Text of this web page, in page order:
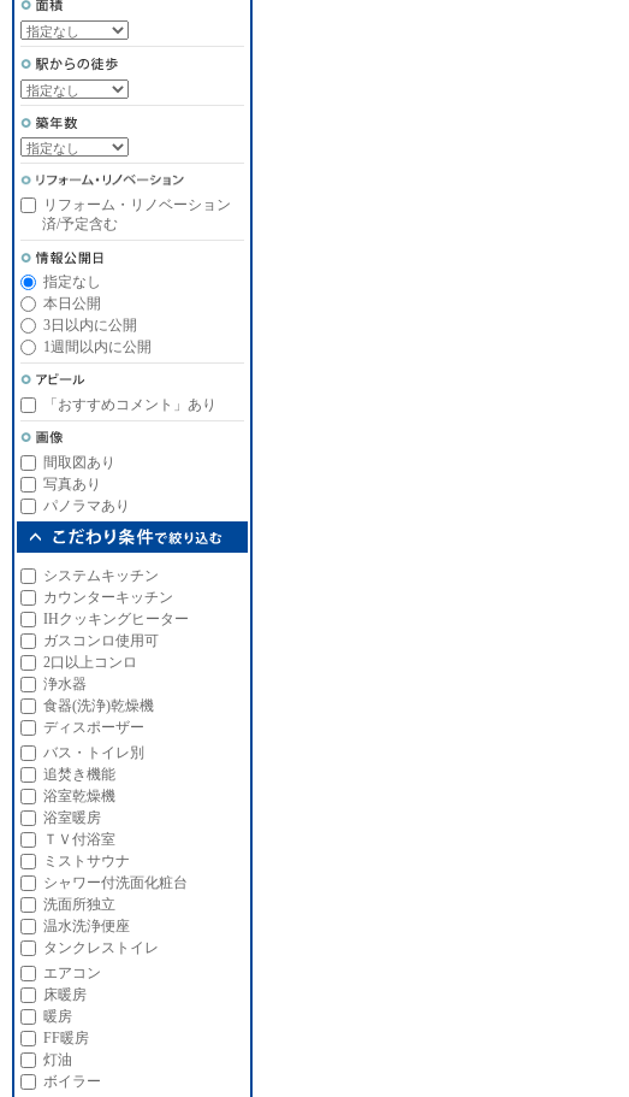
リフォーム・リノベーション
済/予定含む
指定なし
本日公開
3日以内に公開
1週間以内に公開
「おすすめコメント」あり
間取図あり
写真あり
パノラマあり
システムキッチン
カウンターキッチン
IHクッキングヒーター
ガスコンロ使用可
2口以上コンロ
浄水器
食器(洗浄)乾燥機
ディスポーザー
バス・トイレ別
追焚き機能
浴室乾燥機
浴室暖房
ＴＶ付浴室
ミストサウナ
シャワー付洗面化粧台
洗面所独立
温水洗浄便座
タンクレストイレ
エアコン
床暖房
暖房
FF暖房
灯油
ボイラー